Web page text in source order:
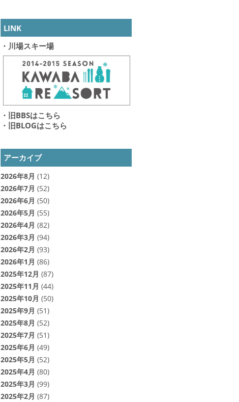
LINK
・川場スキー場
・旧BBSはこちら
・旧BLOGはこちら
アーカイブ
2026年8月 (12)
2026年7月 (52)
2026年6月 (50)
2026年5月 (55)
2026年4月 (82)
2026年3月 (94)
2026年2月 (93)
2026年1月 (86)
2025年12月 (87)
2025年11月 (44)
2025年10月 (50)
2025年9月 (51)
2025年8月 (52)
2025年7月 (51)
2025年6月 (49)
2025年5月 (52)
2025年4月 (80)
2025年3月 (99)
2025年2月 (87)